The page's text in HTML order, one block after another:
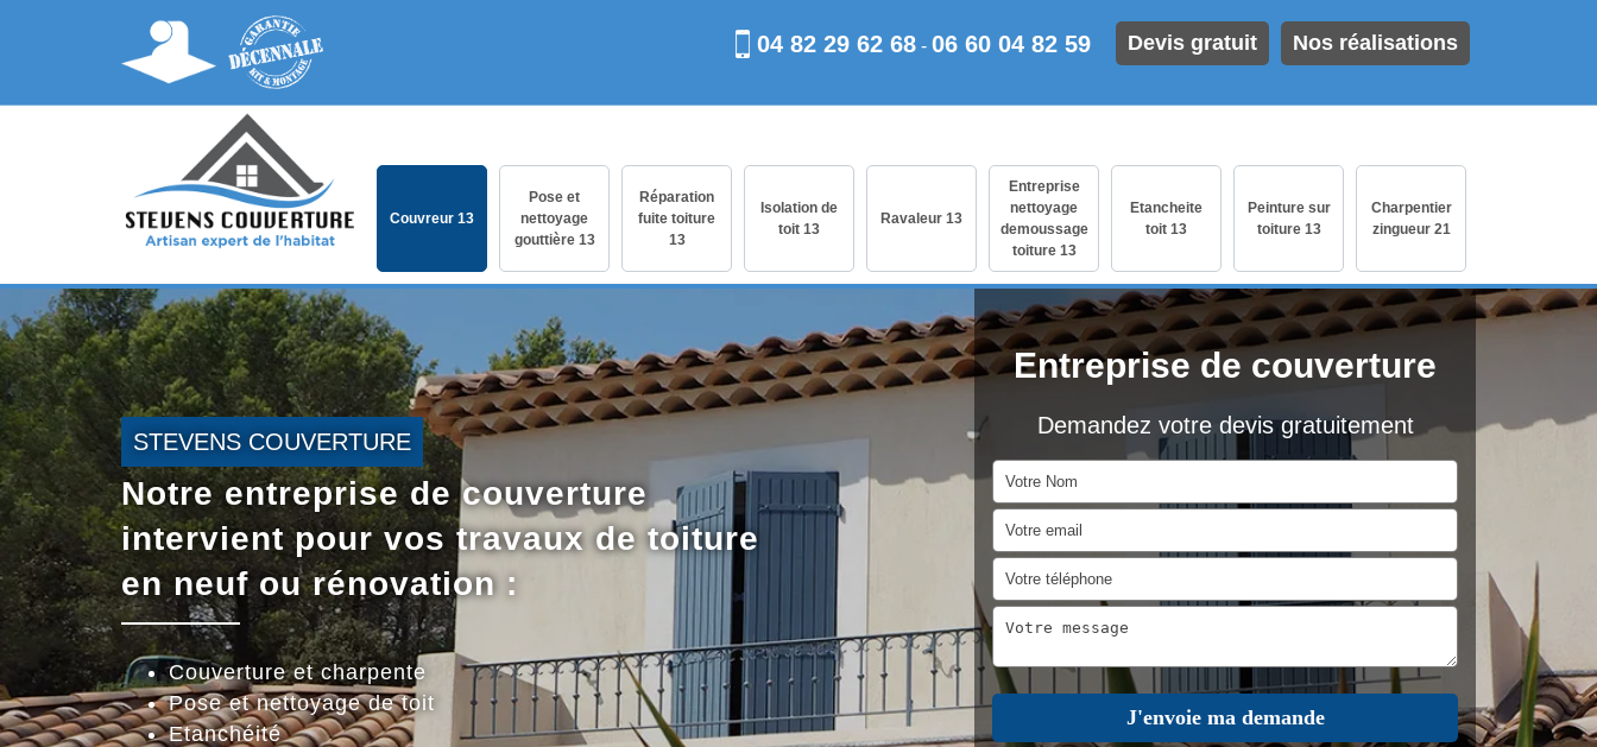
Devis gratuit Nos réalisations
04 82 29 62 68 - 06 60 04 82 59
Couvreur 13
Pose et
nettoyage
gouttière 13
Réparation
fuite toiture
13
Isolation de
toit 13
Ravaleur 13
Entreprise
nettoyage
demoussage
toiture 13
Etancheite
toit 13
Peinture sur
toiture 13
Charpentier
zingueur 21
Entreprise de couverture
Demandez votre devis gratuitement
STEVENS COUVERTURE
Notre entreprise de couverture
intervient pour vos travaux de toiture
en neuf ou rénovation :
Couverture et charpente
Pose et nettoyage de toit
Etanchéité